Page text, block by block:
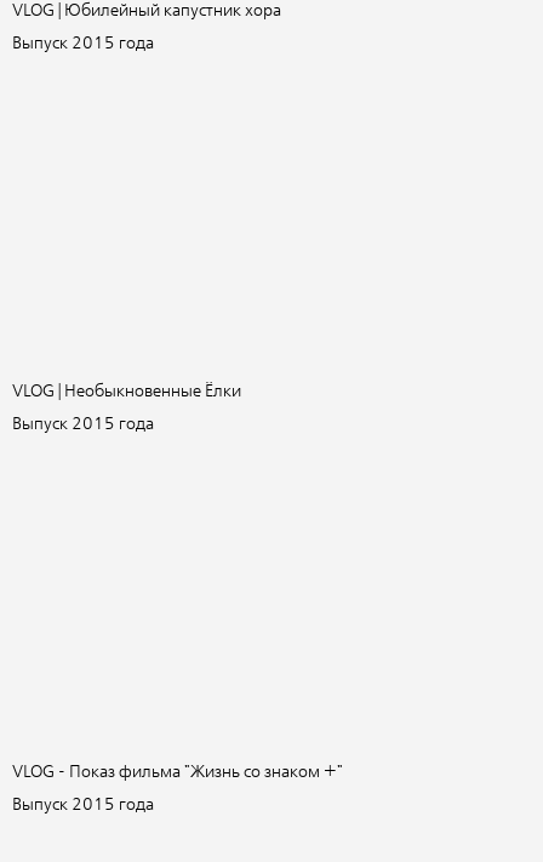
VLOG | Юбилейный капустник хора
Выпуск 2015 года
VLOG | Необыкновенные Ёлки
Выпуск 2015 года
VLOG - Показ фильма "Жизнь со знаком +"
Выпуск 2015 года